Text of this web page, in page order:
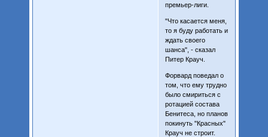
премьер-лиги.
"Что касается меня,
то я буду работать и
ждать своего
шанса", - сказал
Питер Крауч.
Форвард поведал о
том, что ему трудно
было смириться с
ротацией состава
Бенитеса, но планов
покинуть "Красных"
Крауч не строит.